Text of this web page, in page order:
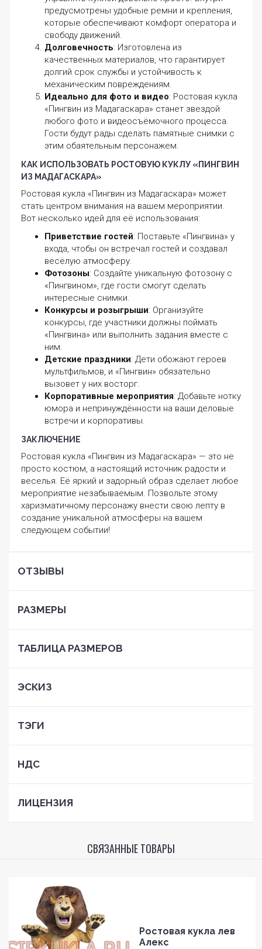
предусмотрены удобные ремни и крепления,
которые обеспечивают комфорт оператора и
свободу движений.
Долговечность: Изготовлена из
качественных материалов, что гарантирует
долгий срок службы и устойчивость к
механическим повреждениям.
Идеально для фото и видео: Ростовая кукла
«Пингвин из Мадагаскара» станет звездой
любого фото и видеосъёмочного процесса.
Гости будут рады сделать памятные снимки с
этим обаятельным персонажем.
КАК ИСПОЛЬЗОВАТЬ РОСТОВУЮ КУКЛУ «ПИНГВИН
ИЗ МАДАГАСКАРА»
Ростовая кукла «Пингвин из Мадагаскара» может
стать центром внимания на вашем мероприятии.
Вот несколько идей для её использования:
Приветствие гостей: Поставьте «Пингвина» у
входа, чтобы он встречал гостей и создавал
весёлую атмосферу.
Фотозоны: Создайте уникальную фотозону с
«Пингвином», где гости смогут сделать
интересные снимки.
Конкурсы и розыгрыши: Организуйте
конкурсы, где участники должны поймать
«Пингвина» или выполнить задания вместе с
ним.
Детские праздники: Дети обожают героев
мультфильмов, и «Пингвин» обязательно
вызовет у них восторг.
Корпоративные мероприятия: Добавьте нотку
юмора и непринуждённости на ваши деловые
встречи и корпоративы.
ЗАКЛЮЧЕНИЕ
Ростовая кукла «Пингвин из Мадагаскара» — это не
просто костюм, а настоящий источник радости и
веселья. Её яркий и задорный образ сделает любое
мероприятие незабываемым. Позвольте этому
харизматичному персонажу внести свою лепту в
создание уникальной атмосферы на вашем
следующем событии!
ОТЗЫВЫ
РАЗМЕРЫ
ТАБЛИЦА РАЗМЕРОВ
ЭСКИЗ
ТЭГИ
НДС
ЛИЦЕНЗИЯ
СВЯЗАННЫЕ ТОВАРЫ
Ростовая кукла лев
Алекс